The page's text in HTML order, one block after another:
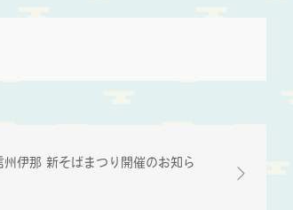
伊那 新そばまつり開催のお知ら